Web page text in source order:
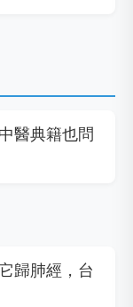
醫典籍也問
歸肺經，台